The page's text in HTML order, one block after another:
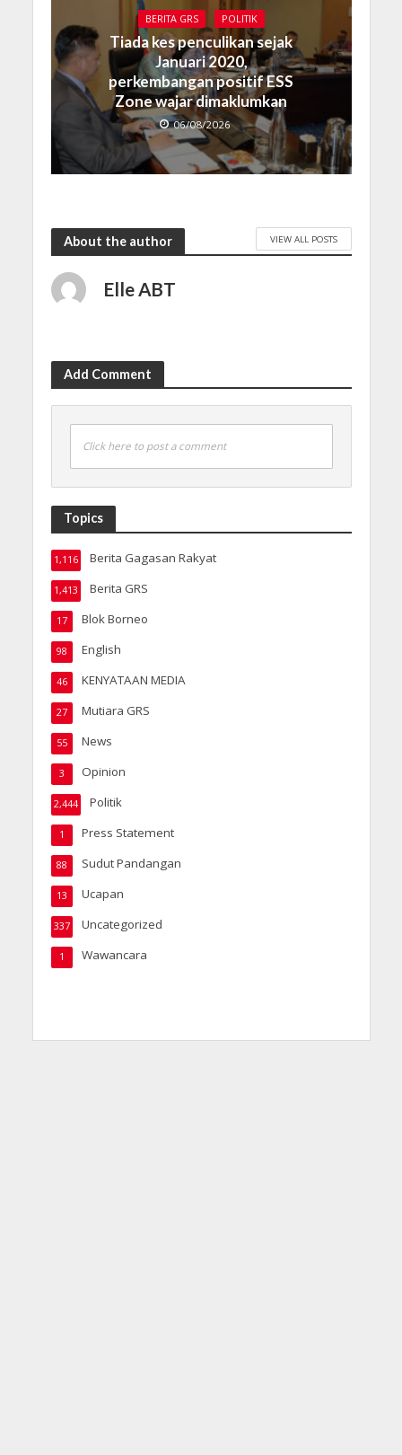
BERITA GRS POLITIK
Tiada kes penculikan sejak
Januari 2020,
perkembangan positif ESS
Zone wajar dimaklumkan
06/08/2026
About the author VIEW ALL POSTS
Elle ABT
Add Comment
Click here to post a comment
Topics
Berita Gagasan Rakyat
1,116
Berita GRS
1,413
Blok Borneo
17
English
98
KENYATAAN MEDIA
46
Mutiara GRS
27
News
55
Opinion
3
Politik
2,444
Press Statement
1
Sudut Pandangan
88
Ucapan
13
Uncategorized
337
Wawancara
1